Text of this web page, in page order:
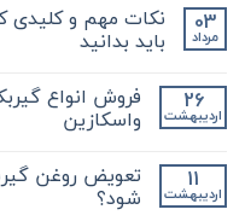
03
مرداد باید بدانید
دیدگاهی
نکات
مهم
کلیدی
در
مورد
نشده 26
اردیبهشت
فروش انواع
واسکازین
برای
فروش
انواع
ثبت
نشده 11
اردیبهشت
تعویض روغن
شود؟